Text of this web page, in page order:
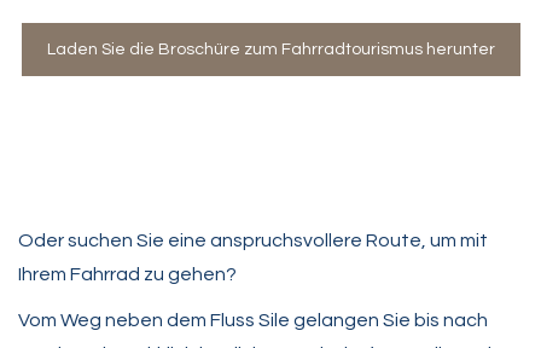
Laden Sie die Broschüre zum Fahrradtourismus herunter
Oder suchen Sie eine anspruchsvollere Route, um mit
Ihrem Fahrrad zu gehen?
Vom Weg neben dem Fluss Sile gelangen Sie bis nach